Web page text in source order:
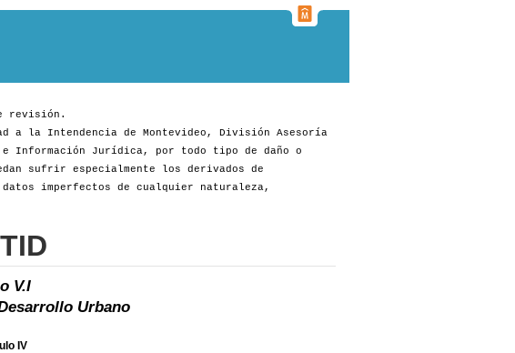
revisión.
a la Intendencia de Montevideo, División Asesoría
Información Jurídica, por todo tipo de daño o
sufrir especialmente los derivados de
imperfectos de cualquier naturaleza,
V.I
Urbano
IV